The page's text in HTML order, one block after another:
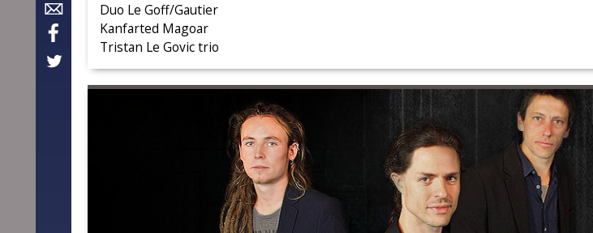
Duo Le Goff/Gautier
Kanfarted Magoar
Tristan Le Govic trio